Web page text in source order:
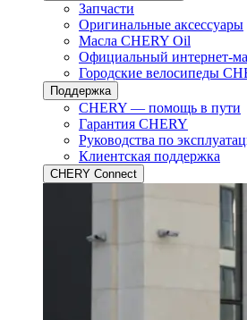
Запчасти
Оригинальные аксессуары
Масла CHERY Oil
Официальный интернет-
Городские велосипеды
Поддержка
CHERY — помощь в пути
Гарантия CHERY
Руководства по
Клиентская поддержка
CHERY Connect